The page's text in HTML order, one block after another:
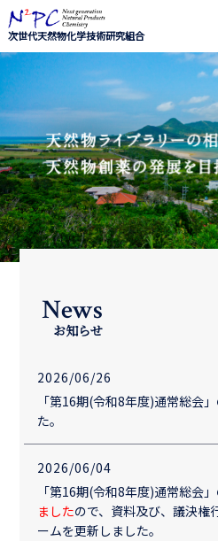
次世代天然物化学技術研究組合
News
お知らせ
2026/06/26
「第16期(令和8年度)通常総会
た。
2026/06/04
「第16期(令和8年度)通常総会
ましたので、資料及び、議決権
ームを更新しました。